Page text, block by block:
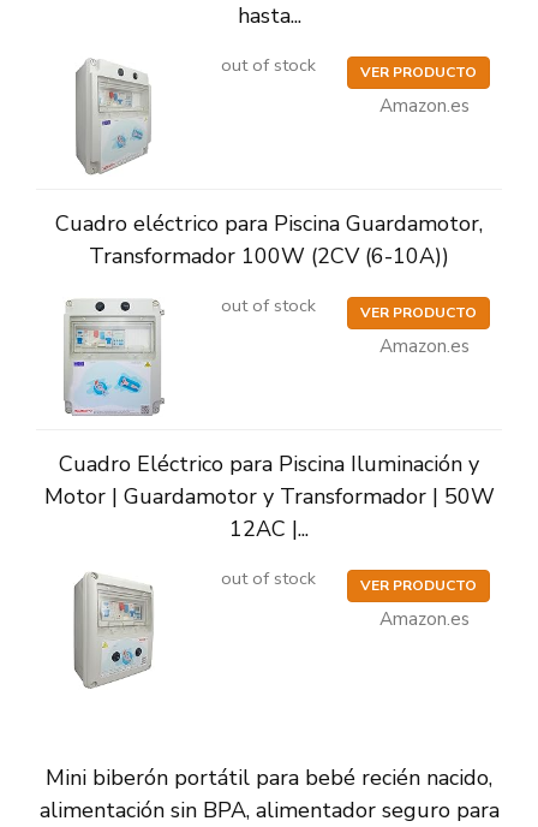
hasta...
out of stock VER PRODUCTO
Amazon.es
Cuadro eléctrico para Piscina Guardamotor,
Transformador 100W (2CV (6-10A))
out of stock VER PRODUCTO
Amazon.es
Cuadro Eléctrico para Piscina Iluminación y
Motor | Guardamotor y Transformador | 50W
12AC |...
out of stock VER PRODUCTO
Amazon.es
Mini biberón portátil para bebé recién nacido,
alimentación sin BPA, alimentador seguro para